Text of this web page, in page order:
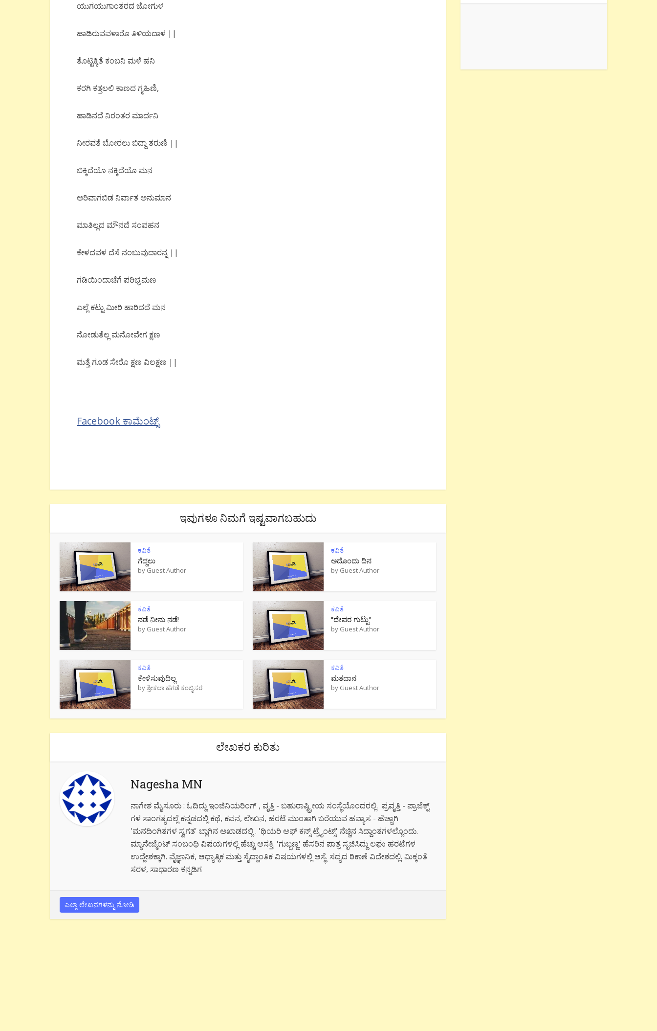
ಯುಗಯುಗಾಂತರದ ಜೋಗುಳ
ಹಾಡಿರುವವಳಾರೊ ತಿಳಿಯದಾಳ ||
ತೊಟ್ಟಿಕ್ಕಿತೆ ಕಂಬನಿ ಮಳೆ ಹನಿ
ಕರಗಿ ಕತ್ತಲಲಿ ಕಾಣದ ಗೃಹಿಣಿ,
ಹಾಡಿನದೆ ನಿರಂತರ ಮಾರ್ದನಿ
ನೀರವತೆ ಬೋರಲು ಬಿದ್ದಾ ತರುಣಿ ||
ಬಿಕ್ಕಿದೆಯೊ ನಕ್ಕಿದೆಯೊ ಮನ
ಅರಿವಾಗಬಿಡ ನಿರ್ವಾತ ಅನುಮಾನ
ಮಾತಿಲ್ಲದ ಮೌನದೆ ಸಂವಹನ
ಕೇಳದವಳ ದೆಸೆ ನಂಬುವುದಾರನ್ನ ||
ಗಡಿಯಿಂದಾಚೆಗೆ ಪರಿಭ್ರಮಣ
ಎಲ್ಲೆ ಕಟ್ಟು ಮೀರಿ ಹಾರಿದದೆ ಮನ
ನೋಡುತೆಲ್ಲ ಮನೋವೇಗ ಕ್ಷಣ
ಮತ್ತೆ ಗೂಡ ಸೇರೊ ಕ್ಷಣ ವಿಲಕ್ಷಣ ||
Facebook ಕಾಮೆಂಟ್ಸ್
ಇವುಗಳೂ ನಿಮಗೆ ಇಷ್ಟವಾಗಬಹುದು
ಕವಿತೆ
ಗೆದ್ದಲು
by Guest Author
ಕವಿತೆ
ಅದೊಂದು ದಿನ
by Guest Author
ಕವಿತೆ
ನಡೆ ನೀನು‌ ನಡೆ!
by Guest Author
ಕವಿತೆ
“ದೇವರ ಗುಟ್ಟು”
by Guest Author
ಕವಿತೆ
ಕೇಳಿಸುವುದಿಲ್ಲ
byಶ್ರೀಕಲಾ ಹೆಗಡೆ ಕಂಬ್ಳಿಸರ
ಕವಿತೆ
ಮತದಾನ
by Guest Author
ಲೇಖಕರ ಕುರಿತು
Nagesha MN
ನಾಗೇಶ ಮೈಸೂರು : ಓದಿದ್ದು ಇಂಜಿನಿಯರಿಂಗ್ , ವೃತ್ತಿ - ಬಹುರಾಷ್ಟ್ರೀಯ ಸಂಸ್ಥೆಯೊಂದರಲ್ಲಿ. ಪ್ರವೃತ್ತಿ - ಪ್ರಾಜೆಕ್ಟ್
ಗಳ ಸಾಂಗತ್ಯದಲ್ಲೆ ಕನ್ನಡದಲ್ಲಿ ಕಥೆ, ಕವನ, ಲೇಖನ, ಹರಟೆ ಮುಂತಾಗಿ ಬರೆಯುವ ಹವ್ಯಾಸ - ಹೆಚ್ಚಾಗಿ
'ಮನದಿಂಗಿತಗಳ ಸ್ವಗತ' ಬ್ಲಾಗಿನ ಅಖಾಡದಲ್ಲಿ . 'ಥಿಯರಿ ಆಫ್ ಕನ್ಸ್ ಟ್ರೈಂಟ್ಸ್' ನೆಚ್ಚಿನ ಸಿದ್ದಾಂತಗಳಲ್ಲೊಂದು.
ಮ್ಯಾನೇಜ್ಮೆಂಟ್ ಸಂಬಂಧಿ ವಿಷಯಗಳಲ್ಲಿ ಹೆಚ್ಚು ಆಸಕ್ತಿ. 'ಗುಬ್ಬಣ್ಣ' ಹೆಸರಿನ ಪಾತ್ರ ಸೃಜಿಸಿದ್ದು ಲಘು ಹರಟೆಗಳ
ಉದ್ದೇಶಕ್ಕಾಗಿ. ವೈಜ್ಞಾನಿಕ, ಆಧ್ಯಾತ್ಮಿಕ ಮತ್ತು ಸೈದ್ದಾಂತಿಕ ವಿಷಯಗಳಲ್ಲಿ ಆಸ್ಥೆ. ಸದ್ಯದ ಠಿಕಾಣೆ ವಿದೇಶದಲ್ಲಿ. ಮಿಕ್ಕಂತೆ
ಸರಳ, ಸಾಧಾರಣ ಕನ್ನಡಿಗ
ಎಲ್ಲಾ ಲೇಖನಗಳನ್ನು ನೋಡಿ